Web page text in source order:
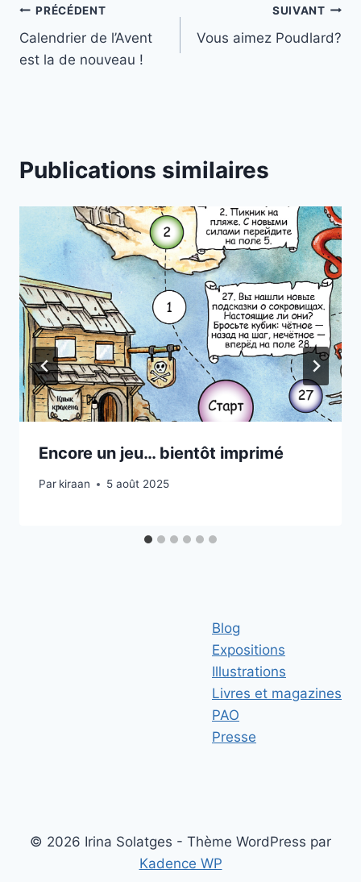
Navigation
de
PRÉCÉDENT
Calendrier de l’Avent
est la de nouveau !
SUIVANT
Vous aimez Poudlard?
Publications similaires
Encore un jeu… bientôt imprimé
Par kiraan 5 août 2025
Blog
Expositions
Illustrations
Livres et magazines
PAO
Presse
© 2026 Irina Solatges - Thème WordPress par
Kadence WP